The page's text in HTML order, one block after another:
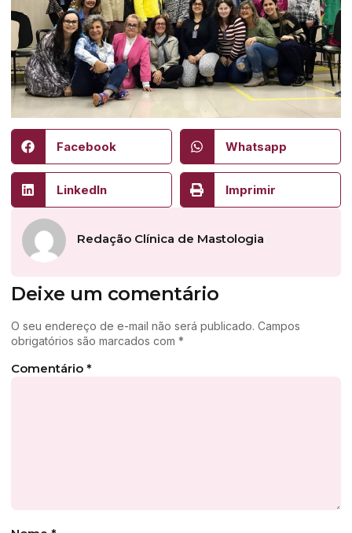
Facebook Whatsapp
LinkedIn Imprimir
Redação Clínica de Mastologia
Deixe um comentário
O seu endereço de e-mail não será publicado. Campos
obrigatórios são marcados com *
Comentário *